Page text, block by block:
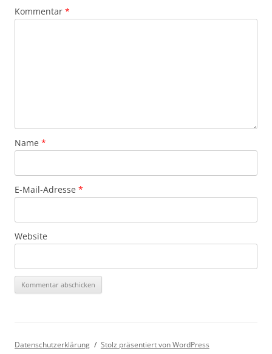
Kommentar *
Name *
E-Mail-Adresse *
Website
Datenschutzerklärung Stolz präsentiert von WordPress